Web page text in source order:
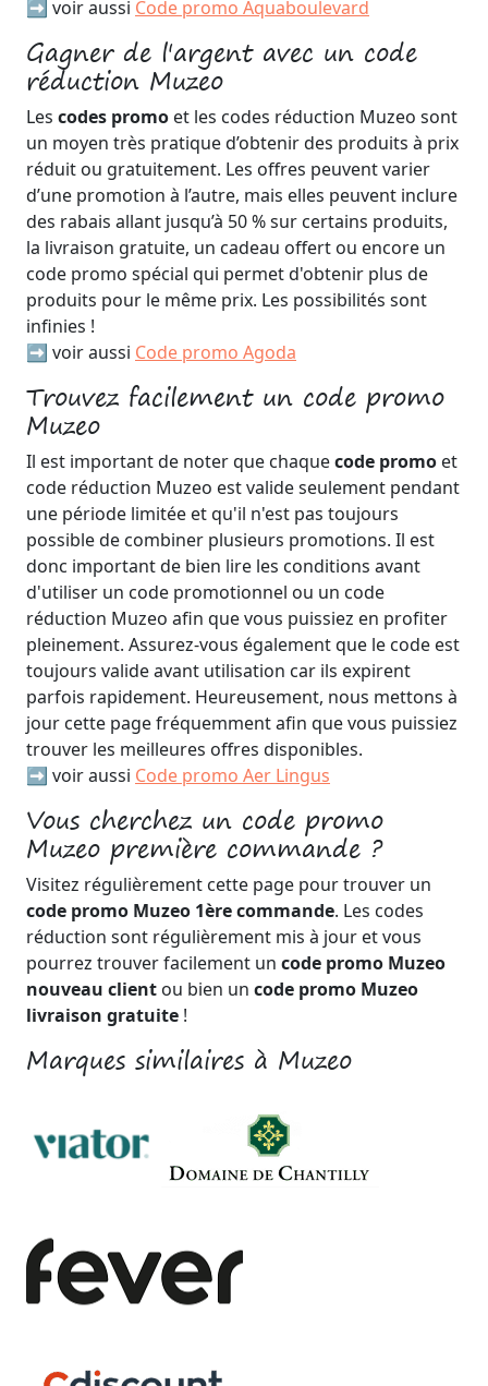
➡️ voir aussi Code promo Aquaboulevard
Gagner de l'argent avec un code
réduction Muzeo
Les codes promo et les codes réduction Muzeo sont
un moyen très pratique d’obtenir des produits à prix
réduit ou gratuitement. Les offres peuvent varier
d’une promotion à l’autre, mais elles peuvent inclure
des rabais allant jusqu’à 50 % sur certains produits,
la livraison gratuite, un cadeau offert ou encore un
code promo spécial qui permet d'obtenir plus de
produits pour le même prix. Les possibilités sont
infinies !
➡️ voir aussi Code promo Agoda
Trouvez facilement un code promo
Muzeo
Il est important de noter que chaquecode promo et
code réduction Muzeo est valide seulement pendant
une période limitée et qu'il n'est pas toujours
possible de combiner plusieurs promotions. Il est
donc important de bien lire les conditions avant
d'utiliser un code promotionnel ou un code
réduction Muzeo afin que vous puissiez en profiter
pleinement. Assurez-vous également que le code est
toujours valide avant utilisation car ils expirent
parfois rapidement. Heureusement, nous mettons à
jour cette page fréquemment afin que vous puissiez
trouver les meilleures offres disponibles.
➡️ voir aussi Code promo Aer Lingus
Vous cherchez un code promo
Muzeo première commande ?
Visitez régulièrement cette page pour trouver un
code promo Muzeo 1ère commande. Les codes
réduction sont régulièrement mis à jour et vous
pourrez trouver facilement un code promo Muzeo
nouveau client ou bien un code promo Muzeo
livraison gratuite !
Marques similaires à Muzeo